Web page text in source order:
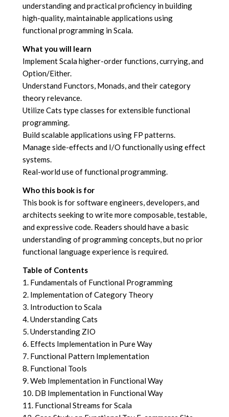
understanding and practical proficiency in building
high-quality, maintainable applications using
functional programming in Scala.
What you will learn
Implement Scala higher-order functions, currying, and
Option/Either.
Understand Functors, Monads, and their category
theory relevance.
Utilize Cats type classes for extensible functional
programming.
Build scalable applications using FP patterns.
Manage side-effects and I/O functionally using effect
systems.
Real-world use of functional programming.
Who this book is for
This book is for software engineers, developers, and
architects seeking to write more composable, testable,
and expressive code. Readers should have a basic
understanding of programming concepts, but no prior
functional language experience is required.
Table of Contents
1. Fundamentals of Functional Programming
2. Implementation of Category Theory
3. Introduction to Scala
4. Understanding Cats
5. Understanding ZIO
6. Effects Implementation in Pure Way
7. Functional Pattern Implementation
8. Functional Tools
9. Web Implementation in Functional Way
10. DB Implementation in Functional Way
11. Functional Streams for Scala